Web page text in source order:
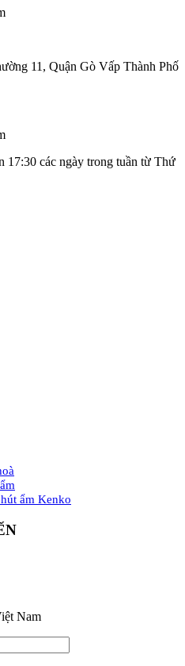
11, Quận Gò Vấp Thành Phố
17:30 các ngày trong tuần từ Thứ
ẩm Kenko
Nam